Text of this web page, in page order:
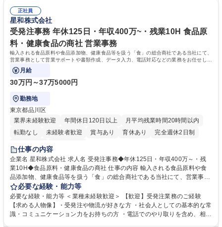
正社員
星和株式会社
受発注事務 年休125日・年収400万~・残業10H 食品原
料・健康食品の商社 営業事務
輸入される食品原料や食品添加物、健康食品等を扱う「食」の総合商社である当社にて、
営業事務として営業サポートや書類作成、データ入力、電話対応などの業務をお任せしま
す。
月給
30万円～37万5000円
勤務地
東京都品川区
業界未経験歓迎
年間休日120日以上
月平均残業時間20時間以内
転勤なし
未経験者歓迎 賞与あり 育休あり
完全週休2日制
交通費支給
仕事の内容
企業名 星和株式会社 求人名 受発注事務◆年休125日・年収400万～・残
業10H◆食品原料・健康食品の商社 仕事の内容 輸入される食品原料や食
品添加物、健康食品等を扱う「食」の総合商社である当社にて、営業事務
として営業サポートや書類作成、データ入力、電話対応などの業務をお任
せします。 ・受注／出荷指示／売上管理／仕入管理／在庫管理／お客様や
倉庫と電話確認など、販売に関わる事務、営業サポートをお願いします。
・入社後は商品について覚えることから始め、先輩社員OJTと共に業務を
必要な経験・能力等
必要な経験・能力等 ＜業種未経験歓迎＞ 【歓迎】受発注業務のご経験
【求める人物像】・受発注や物流が好きな方 ・社会人としての基本的な常
識・コミュニケーション力をお持ちの方 ・電話でのやり取りを含め、相手